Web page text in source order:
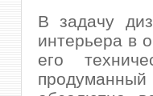
В задачу
интерьера в
его